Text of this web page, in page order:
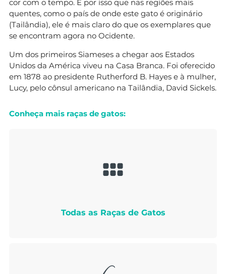
cor com o tempo. É por isso que nas regiões mais
quentes, como o país de onde este gato é originário
(Tailândia), ele é mais claro do que os exemplares que
se encontram agora no Ocidente.
Um dos primeiros Siameses a chegar aos Estados
Unidos da América viveu na Casa Branca. Foi oferecido
em 1878 ao presidente Rutherford B. Hayes e à mulher,
Lucy, pelo cônsul americano na Tailândia, David Sickels.
Conheça mais raças de gatos:
Todas as Raças de Gatos